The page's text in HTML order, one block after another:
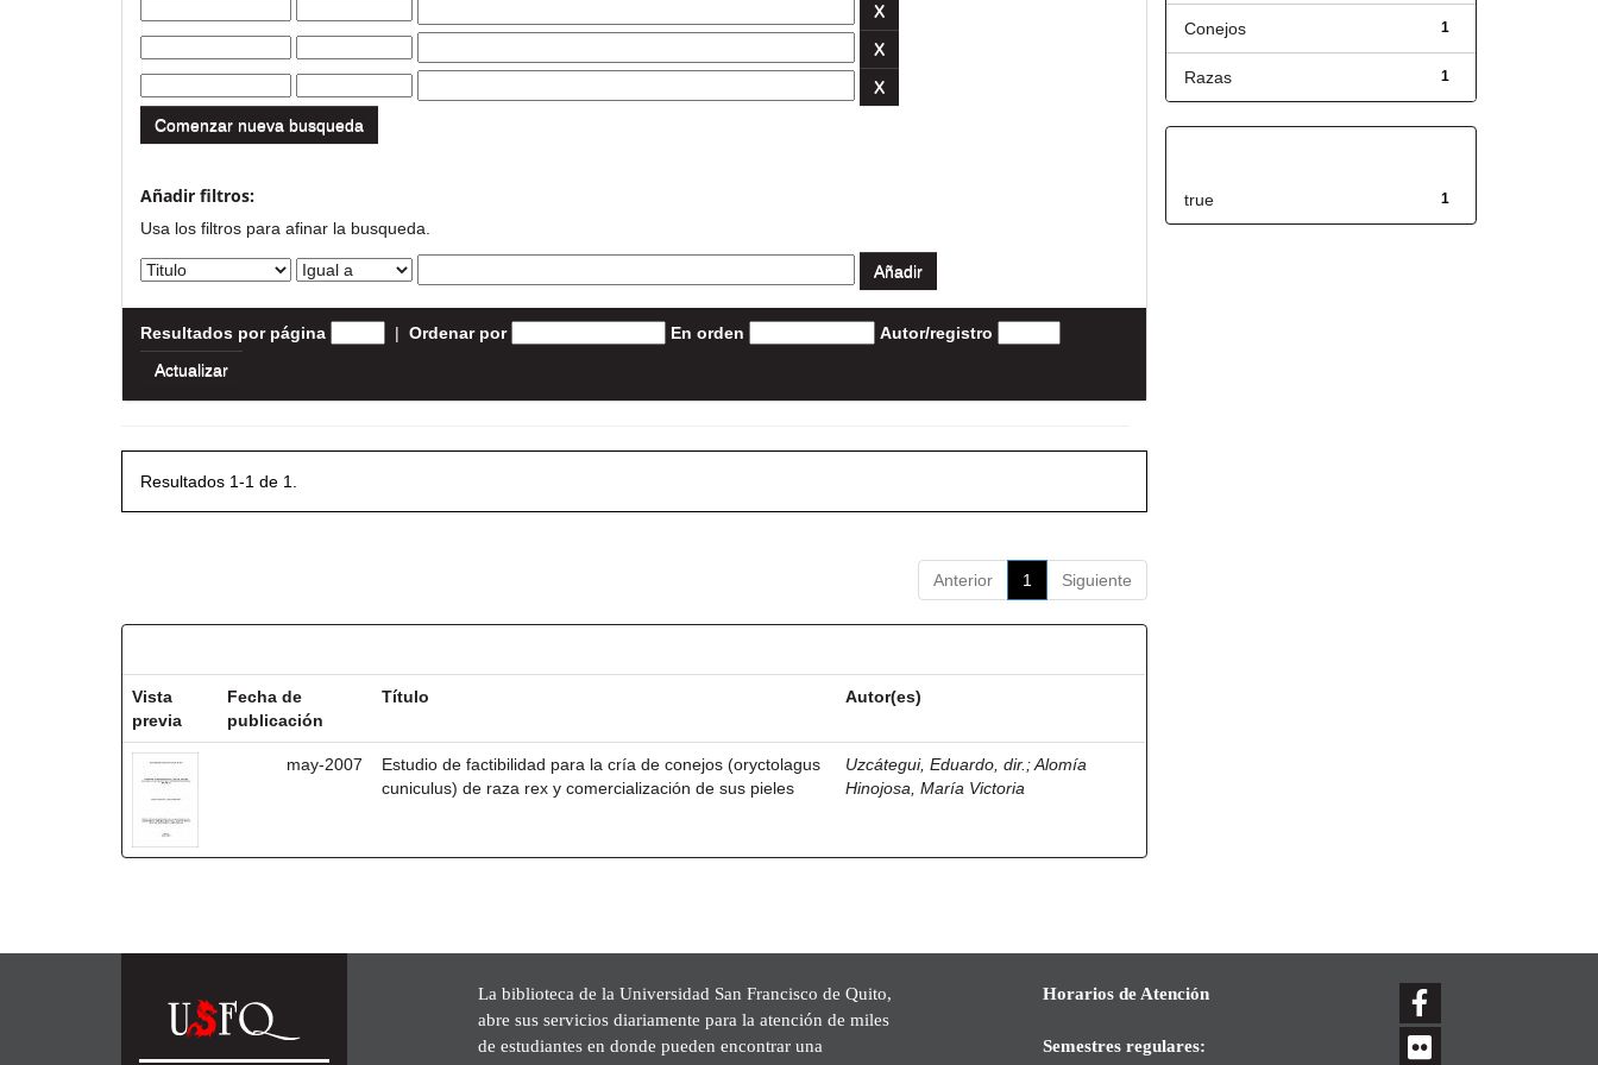
Comenzar nueva busqueda
Añadir filtros:
Usa los filtros para afinar la busqueda.
Resultados por página | Ordenar por En orden Autor/registro
Resultados 1-1 de 1.
Anterior 1 Siguiente
Vista
previa
Fecha de
publicación
Título Autor(es)
may-2007
Estudio de factibilidad para la cría de conejos (oryctolagus
cuniculus) de raza rex y comercialización de sus pieles
Uzcátegui, Eduardo, dir. ;Alomía
Hinojosa, María Victoria
1
Conejos
1
Razas
1
true
La biblioteca de la Universidad San Francisco de Quito,
abre sus servicios diariamente para la atención de miles
de estudiantes en donde pueden encontrar una
Horarios de Atención
Semestres regulares: